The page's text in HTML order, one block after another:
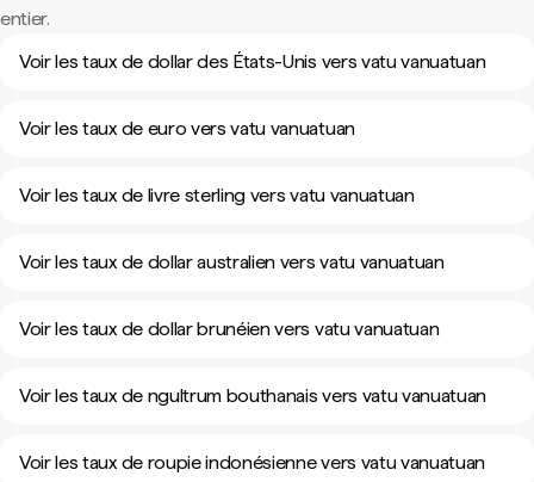
entier.
Voir les taux de dollar des États-Unis vers vatu vanuatuan
Voir les taux de euro vers vatu vanuatuan
Voir les taux de livre sterling vers vatu vanuatuan
Voir les taux de dollar australien vers vatu vanuatuan
Voir les taux de dollar brunéien vers vatu vanuatuan
Voir les taux de ngultrum bouthanais vers vatu vanuatuan
Voir les taux de roupie indonésienne vers vatu vanuatuan